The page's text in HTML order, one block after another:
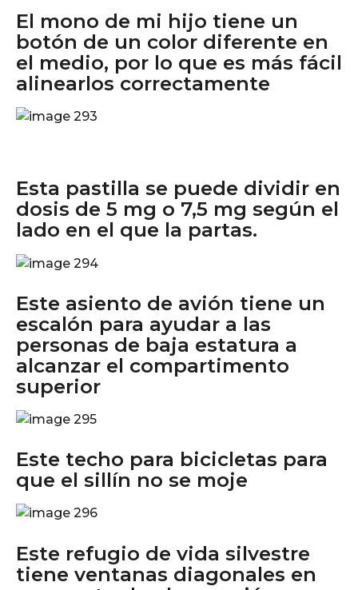
El mono de mi hijo tiene un
botón de un color diferente en
el medio, por lo que es más fácil
alinearlos correctamente
Esta pastilla se puede dividir en
dosis de 5 mg o 7,5 mg según el
lado en el que la partas.
Este asiento de avión tiene un
escalón para ayudar a las
personas de baja estatura a
alcanzar el compartimento
superior
Este techo para bicicletas para
que el sillín no se moje
Este refugio de vida silvestre
tiene ventanas diagonales en